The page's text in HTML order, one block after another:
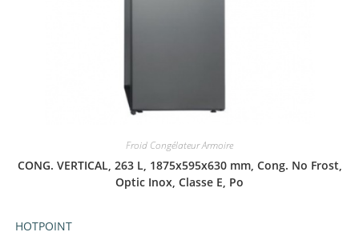
Froid Congélateur Armoire
CONG. VERTICAL, 263 L, 1875x595x630 mm, Cong. No Frost,
Optic Inox, Classe E, Po
HOTPOINT